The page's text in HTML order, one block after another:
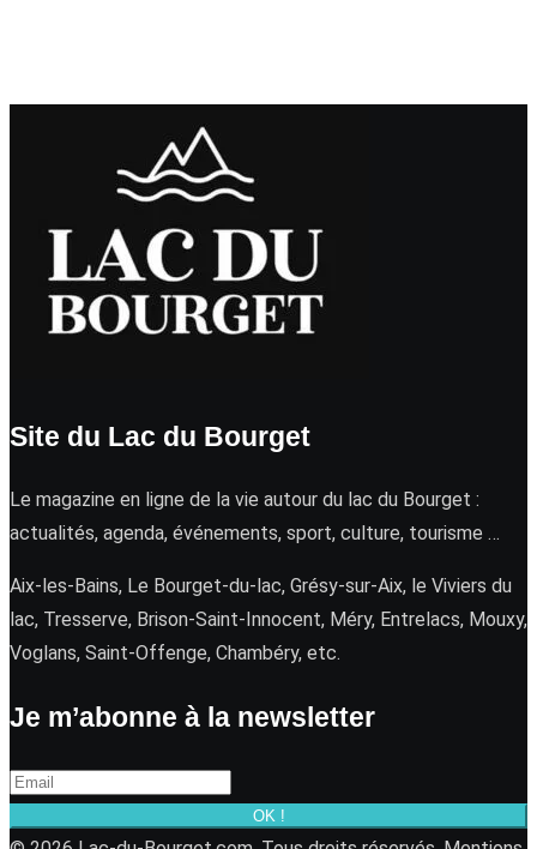
Site du Lac du Bourget
Le magazine en ligne de la vie autour du lac du Bourget :
actualités, agenda, événements, sport, culture, tourisme …
Aix-les-Bains, Le Bourget-du-lac, Grésy-sur-Aix, le Viviers du
lac, Tresserve, Brison-Saint-Innocent, Méry, Entrelacs, Mouxy,
Voglans, Saint-Offenge, Chambéry, etc.
Je m’abonne à la newsletter
OK !